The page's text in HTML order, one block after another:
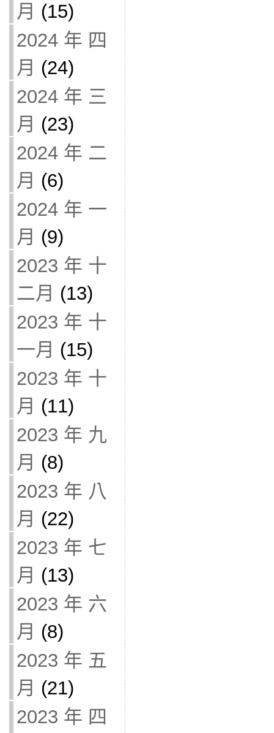
月 (15)
2024 年 四
月 (24)
2024 年 三
月 (23)
2024 年 二
月 (6)
2024 年 一
月 (9)
2023 年 十
二月 (13)
2023 年 十
一月 (15)
2023 年 十
月 (11)
2023 年 九
月 (8)
2023 年 八
月 (22)
2023 年 七
月 (13)
2023 年 六
月 (8)
2023 年 五
月 (21)
2023 年 四